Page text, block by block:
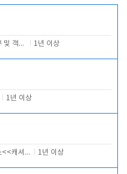
카운터 업무 및 객실관리(청소상태 확인, 객실판매) 1년 이상
1년 이상
베팅.,청소<<캐셔 모셔봅니다. 1년 이상